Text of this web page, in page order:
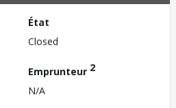
État
Closed
Emprunteur 2
N/A